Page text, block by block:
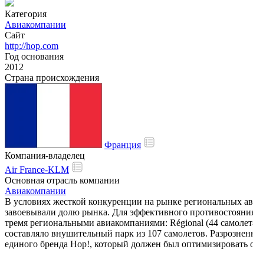
Категория
Авиакомпании
Сайт
http://hop.com
Год основания
2012
Страна происхождения
Франция
Компания-владелец
Air France-KLM
Основная отрасль компании
Авиакомпании
В условиях жесткой конкуренции на рынке региональных
завоевывали долю рынка. Для эффективного
тремя региональными авиакомпаниями: Régional (44
составляло внушительный парк из 107 самолетов.
единого бренда Hop!, который должен был оптимизировать